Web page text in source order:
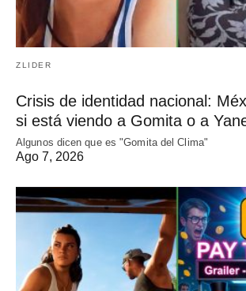
ZLIDER
Crisis de identidad nacional:
si está viendo a Gomita o a
Algunos dicen que es "Gomita del Clima"
Ago 7, 2026